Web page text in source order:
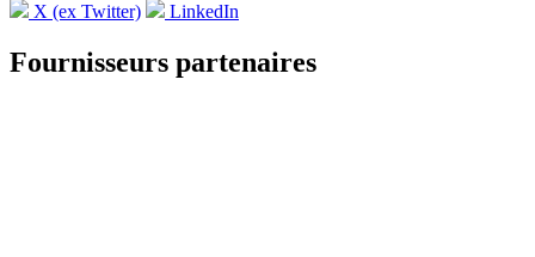
X (ex Twitter)
LinkedIn
Fournisseurs partenaires